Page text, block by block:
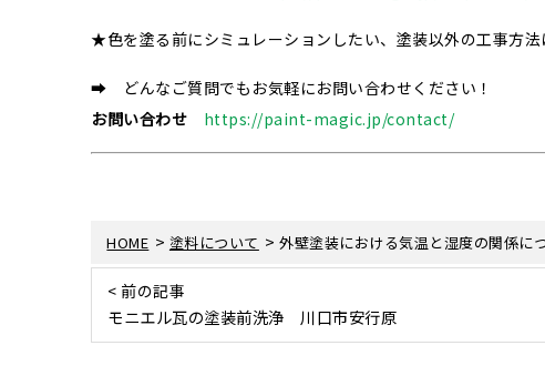
★色を塗る前にシミュレーションしたい、塗装以外の工事
➡ どんなご質問でもお気軽にお問い合わせください！
お問い合わせ
https://paint-magic.jp/contact/
HOME > 塗料について >外壁塗装における気温と湿度の関係に
< 前の記事
モニエル瓦の塗装前洗浄 川口市安行原